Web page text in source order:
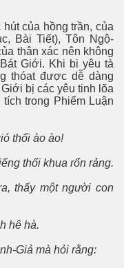
của hồng trần, của
Bài Tiết), Tôn Ngộ-
thân xác nên không
Giới. Khi bi yêu tà
thóat được dễ dàng
bị các yêu tinh lõa
trong Phiếm Luận
thổi ào ào!
thổi khua rổn rảng.
thấy một người con
hê hà.
Giả mà hỏi rằng: